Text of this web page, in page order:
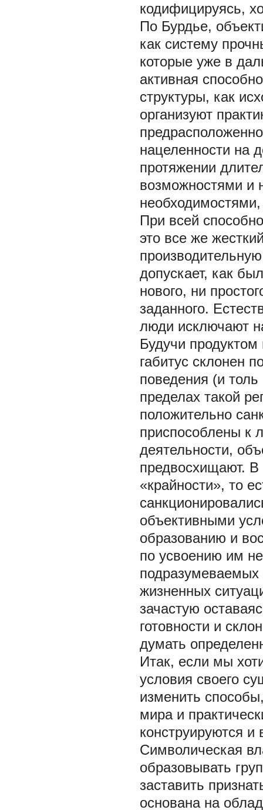
кодифицируясь,
По Бурдье,
как систему
которые уже в
активная
структуры, как
организуют
нацеленности на
протяжении
возможностями и
При всей
это все же
допускает, как
нового, ни
заданного.
люди исключают
Будучи продуктом
габитус склонен
поведения (и
пределах такой
положительно
приспособлены к
деятельности,
предвосхищают. В
«крайности», то
объективными
образованию и
по усвоению им
подразумеваемых
жизненных
зачастую
готовности и
думать
Итак, если мы
условия своего
изменить
мира и
конструируются и
Символическая
образовывать
заставить
основана на